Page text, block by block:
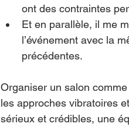
ont des contraintes
Et en parallèle, il me
l’événement avec la
précédentes.
Organiser un salon
les approches vibratoires
sérieux et crédibles, une